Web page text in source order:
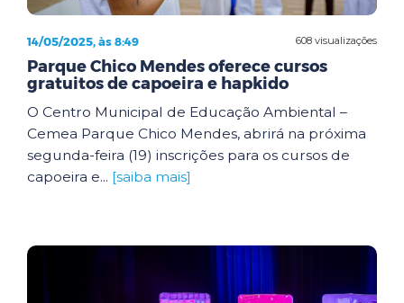
608 visualizações
14/05/2025, às 8:49
Parque Chico Mendes oferece cursos
gratuitos de capoeira e hapkido
O Centro Municipal de Educação Ambiental –
Cemea Parque Chico Mendes, abrirá na próxima
segunda-feira (19) inscrições para os cursos de
capoeira e... [saiba mais]